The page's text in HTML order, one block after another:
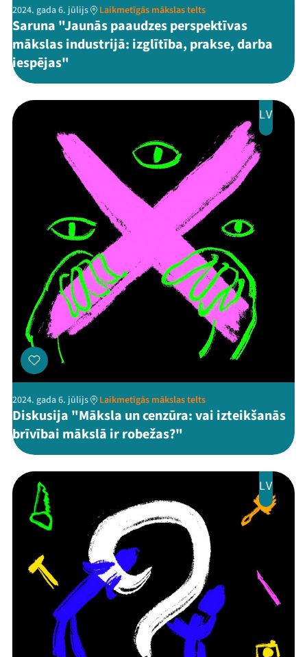
2024. gada 6. jūlijs Laikmetīgās mākslas telts
Saruna "Jaunās paaudzes perspektīvas
mākslas industrijā: izglītība, prakse, darba
iespējas"
LV
2024. gada 6. jūlijs Laikmetīgās mākslas telts
Diskusija "Māksla un cenzūra: vai izteikšanās
brīvībai mākslā ir robežas?"
LV